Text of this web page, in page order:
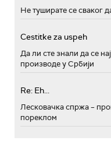
Не туширате се сваког
Cestitke za uspeh
Да ли сте знали да се
производе у Србији
Re: Eh...
Лесковачка спржа –
пореклом